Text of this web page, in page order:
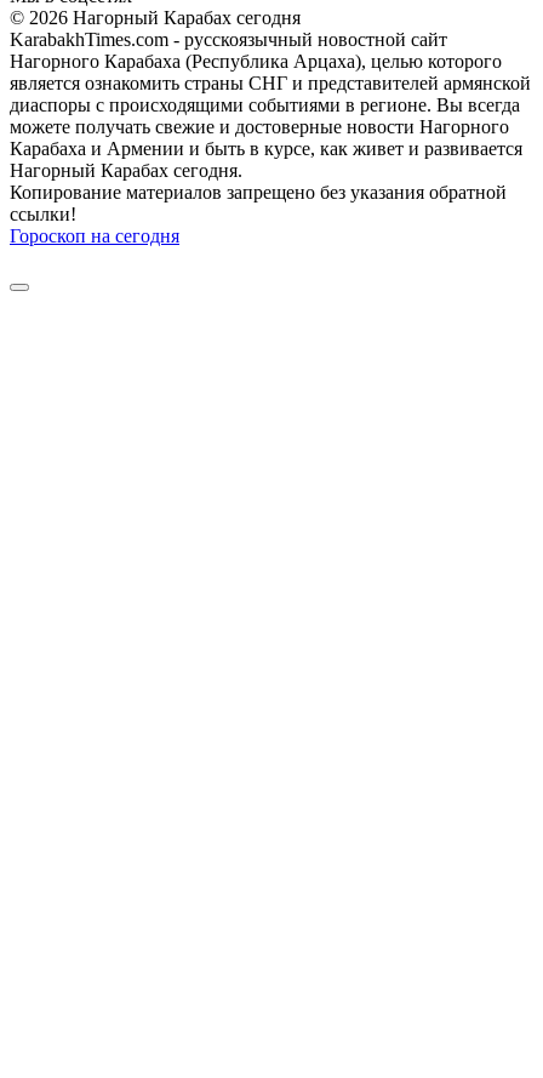
© 2026 Нагорный Карабах сегодня
KarabakhTimes.com - русскоязычный новостной сайт
Нагорного Карабаха (Республика Арцаха), целью которого
является ознакомить страны СНГ и представителей армянской
диаспоры с происходящими событиями в регионе. Вы всегда
можете получать свежие и достоверные новости Нагорного
Карабаха и Армении и быть в курсе, как живет и развивается
Нагорный Карабах сегодня.
Копирование материалов запрещено без указания обратной
ссылки!
Гороскоп на сегодня